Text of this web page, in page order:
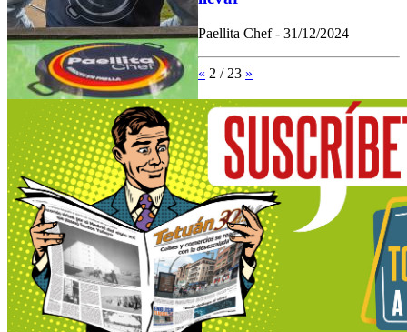
Paellita Chef - 31/12/2024
« 2 / 23 »